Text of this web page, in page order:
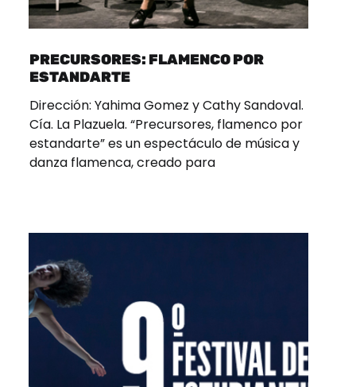
PRECURSORES: FLAMENCO POR
ESTANDARTE
Dirección: Yahima Gomez y Cathy Sandoval.
Cía. La Plazuela. “Precursores, flamenco por
estandarte” es un espectáculo de música y
danza flamenca, creado para